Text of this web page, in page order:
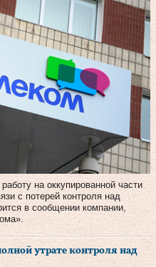
на оккупированной части
с потерей контроля над
в сообщении компании,
утрате контроля над